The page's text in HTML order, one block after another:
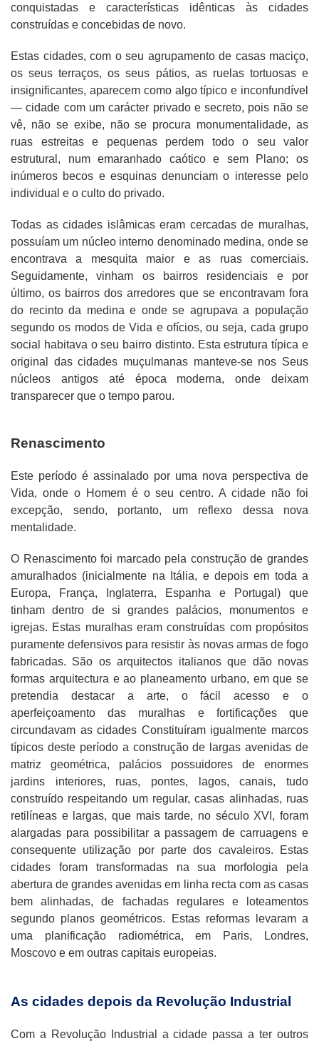
conquistadas e características idênticas às cidades
construídas e concebidas de novo.
Estas cidades, com o seu agrupamento de casas maciço,
os seus terraços, os seus pátios, as ruelas tortuosas e
insignificantes, aparecem como algo típico e inconfundível
— cidade com um carácter privado e secreto, pois não se
vê, não se exibe, não se procura monumentalidade, as
ruas estreitas e pequenas perdem todo o seu valor
estrutural, num emaranhado caótico e sem Plano; os
inúmeros becos e esquinas denunciam o interesse pelo
individual e o culto do privado.
Todas as cidades islâmicas eram cercadas de muralhas,
possuíam um núcleo interno denominado medina, onde se
encontrava a mesquita maior e as ruas comerciais.
Seguidamente, vinham os bairros residenciais e por
último, os bairros dos arredores que se encontravam fora
do recinto da medina e onde se agrupava a população
segundo os modos de Vida e ofícios, ou seja, cada grupo
social habitava o seu bairro distinto. Esta estrutura típica e
original das cidades muçulmanas manteve-se nos Seus
núcleos antigos até época moderna, onde deixam
transparecer que o tempo parou.
Renascimento
Este período é assinalado por uma nova perspectiva de
Vida, onde o Homem é o seu centro. A cidade não foi
excepção, sendo, portanto, um reflexo dessa nova
mentalidade.
O Renascimento foi marcado pela construção de grandes
amuralhados (inicialmente na Itália, e depois em toda a
Europa, França, Inglaterra, Espanha e Portugal) que
tinham dentro de si grandes palácios, monumentos e
igrejas. Estas muralhas eram construídas com propósitos
puramente defensivos para resistir às novas armas de fogo
fabricadas. São os arquitectos italianos que dão novas
formas arquitectura e ao planeamento urbano, em que se
pretendia destacar a arte, o fácil acesso e o
aperfeiçoamento das muralhas e fortificações que
circundavam as cidades Constituíram igualmente marcos
típicos deste período a construção de largas avenidas de
matriz geométrica, palácios possuidores de enormes
jardins interiores, ruas, pontes, lagos, canais, tudo
construído respeitando um regular, casas alinhadas, ruas
retilíneas e largas, que mais tarde, no século XVI, foram
alargadas para possibilitar a passagem de carruagens e
consequente utilização por parte dos cavaleiros. Estas
cidades foram transformadas na sua morfologia pela
abertura de grandes avenidas em linha recta com as casas
bem alinhadas, de fachadas regulares e loteamentos
segundo planos geométricos. Estas reformas levaram a
uma planificação radiométrica, em Paris, Londres,
Moscovo e em outras capitais europeias.
As cidades depois da Revolução Industrial
Com a Revolução Industrial a cidade passa a ter outros